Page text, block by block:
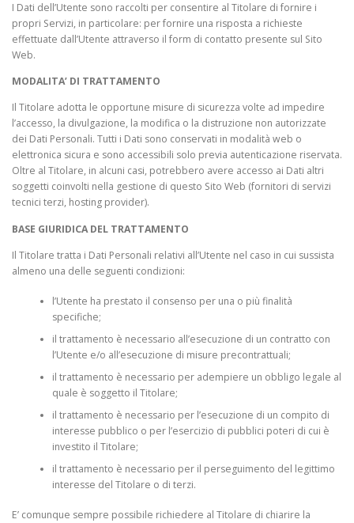
I Dati dell’Utente sono raccolti per consentire al Titolare di fornire i
propri Servizi, in particolare: per fornire una risposta a richieste
effettuate dall’Utente attraverso il form di contatto presente sul Sito
Web.
MODALITA’ DI TRATTAMENTO
Il Titolare adotta le opportune misure di sicurezza volte ad impedire
l’accesso, la divulgazione, la modifica o la distruzione non autorizzate
dei Dati Personali. Tutti i Dati sono conservati in modalità web o
elettronica sicura e sono accessibili solo previa autenticazione riservata.
Oltre al Titolare, in alcuni casi, potrebbero avere accesso ai Dati altri
soggetti coinvolti nella gestione di questo Sito Web (fornitori di servizi
tecnici terzi, hosting provider).
BASE GIURIDICA DEL TRATTAMENTO
Il Titolare tratta i Dati Personali relativi all’Utente nel caso in cui sussista
almeno una delle seguenti condizioni:
l’Utente ha prestato il consenso per una o più finalità
specifiche;
il trattamento è necessario all’esecuzione di un contratto con
l’Utente e/o all’esecuzione di misure precontrattuali;
il trattamento è necessario per adempiere un obbligo legale al
quale è soggetto il Titolare;
il trattamento è necessario per l’esecuzione di un compito di
interesse pubblico o per l’esercizio di pubblici poteri di cui è
investito il Titolare;
il trattamento è necessario per il perseguimento del legittimo
interesse del Titolare o di terzi.
E’ comunque sempre possibile richiedere al Titolare di chiarire la